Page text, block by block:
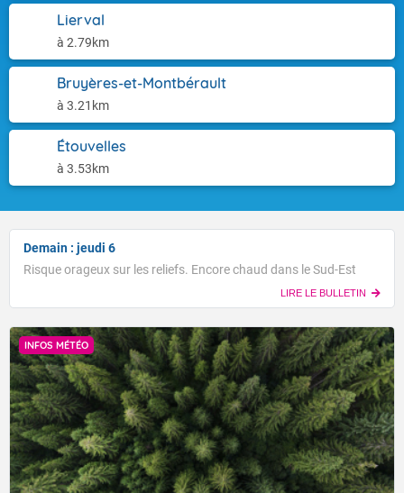
Lierval
à 2.79km
Bruyères-et-Montbérault
à 3.21km
Étouvelles
à 3.53km
Demain : jeudi 6
Risque orageux sur les reliefs. Encore chaud dans le Sud-Est
LIRE LE BULLETIN
INFOS MÉTÉO